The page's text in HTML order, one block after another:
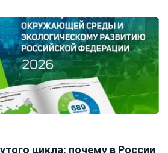
цикла: почему в России